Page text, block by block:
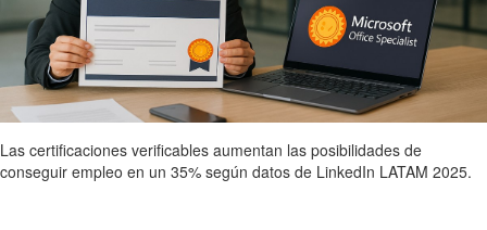
Las certificaciones verificables aumentan las posibilidades de
conseguir empleo en un 35% según datos de LinkedIn LATAM 2025.